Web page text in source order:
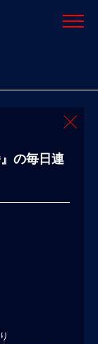
の毎日連